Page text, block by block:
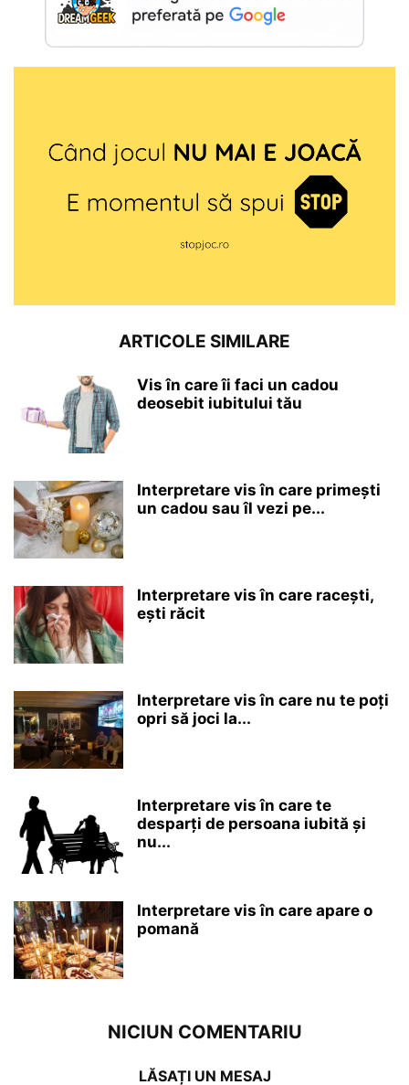
ARTICOLE SIMILARE
Vis în care îi faci un cadou
deosebit iubitului tău
Interpretare vis în care primești
un cadou sau îl vezi pe...
Interpretare vis în care racești,
ești răcit
Interpretare vis în care nu te poți
opri să joci la...
Interpretare vis în care te
desparți de persoana iubită și
nu...
Interpretare vis în care apare o
pomană
NICIUN COMENTARIU
LĂSAȚI UN MESAJ